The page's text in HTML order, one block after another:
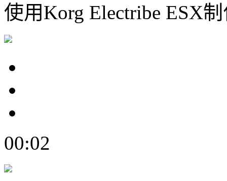
使用Korg Electribe ESX
00:02